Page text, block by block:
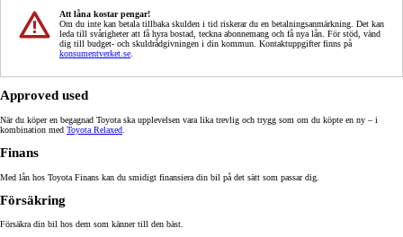
Att låna kostar pengar!
Om du inte kan betala tillbaka skulden i tid riskerar du en betalningsanmärkning. Det kan
leda till svårigheter att få hyra bostad, teckna abonnemang och få nya lån. För stöd, vänd
dig till budget- och skuldrådgivningen i din kommun. Kontaktuppgifter finns på
konsumentverket.se
Approved used
När du köper en begagnad Toyota ska upplevelsen vara lika trevlig och trygg som om du köpte en ny – i
kombination med Toyota Relaxed
Finans
Med lån hos Toyota Finans kan du smidigt finansiera din bil på det sätt som passar dig.
Försäkring
Försäkra din bil hos dem som känner till den bäst.